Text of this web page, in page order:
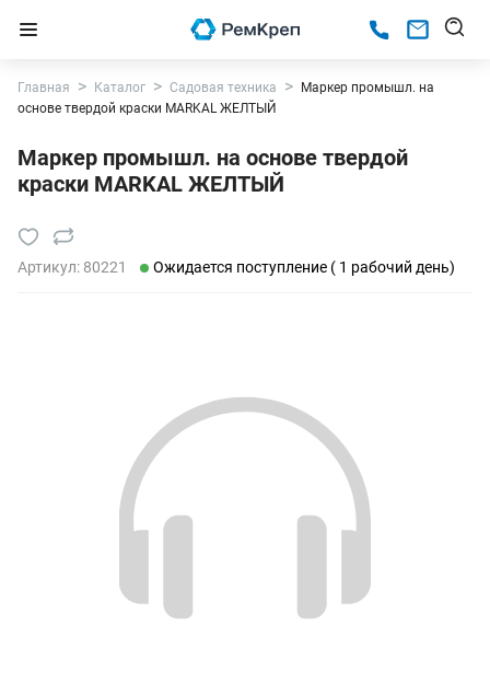
Главная Каталог Садовая техника
Маркер промышл. на
основе твердой краски MARKAL ЖЕЛТЫЙ
Маркер промышл. на основе твердой
краски MARKAL ЖЕЛТЫЙ
Артикул: 80221 Ожидается поступление ( 1 рабочий день)